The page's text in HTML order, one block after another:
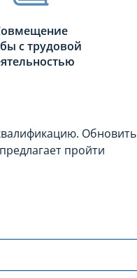
с трудовой
Обновить
пройти